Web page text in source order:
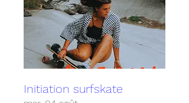
Initiation surfskate